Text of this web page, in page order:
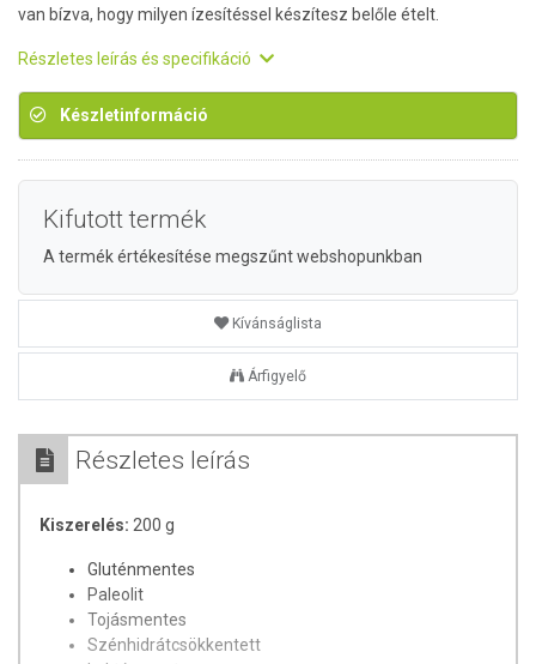
van bízva, hogy milyen ízesítéssel készítesz belőle ételt.
Részletes leírás és specifikáció
Készletinformáció
Kifutott termék
A termék értékesítése megszűnt webshopunkban
Kívánságlista
Árfigyelő
Részletes leírás
Kiszerelés: 200 g
Gluténmentes
Paleolit
Tojásmentes
Szénhidrátcsökkentett